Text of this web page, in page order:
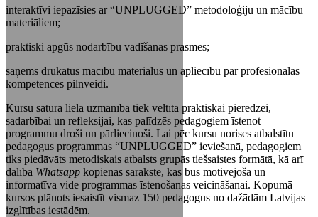
interaktīvi iepazīsies ar “UNPLUGGED” metodoloģiju un mācību
materiāliem;
praktiski apgūs nodarbību vadīšanas prasmes;
saņems drukātus mācību materiālus un apliecību par profesionālās
kompetences pilnveidi.
Kursu saturā liela uzmanība tiek veltīta praktiskai pieredzei,
sadarbībai un refleksijai, kas palīdzēs pedagogiem īstenot
programmu droši un pārliecinoši. Lai pēc kursu norises atbalstītu
pedagogus programmas “UNPLUGGED” ieviešanā, pedagogiem
tiks piedāvāts metodiskais atbalsts grupās tiešsaistes formātā, kā arī
dalība Whatsapp kopienas sarakstē, kas būs motivējoša un
informatīva vide programmas īstenošanas veicināšanai. Kopumā
kursos plānots iesaistīt vismaz 150 pedagogus no dažādām Latvijas
izglītības iestādēm.